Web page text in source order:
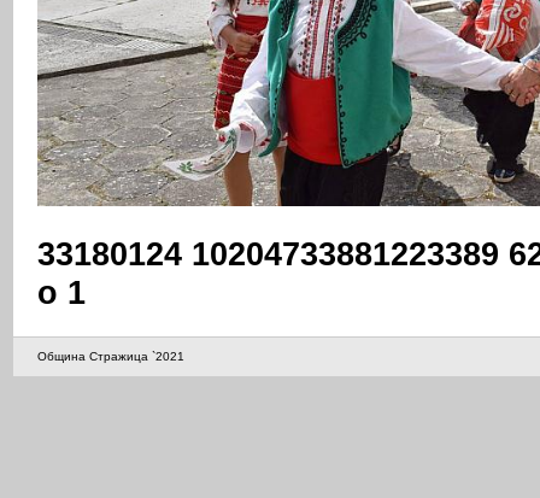
33180124 10204733881223389
o 1
Община Стражица `2021